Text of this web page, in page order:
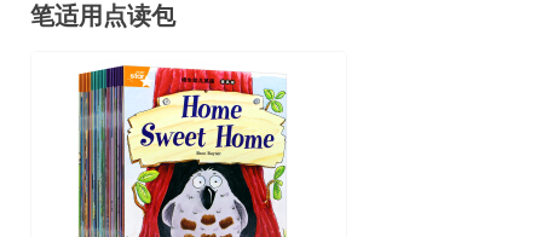
笔适用点读包